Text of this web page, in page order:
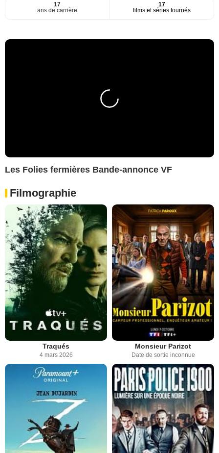
17
ans de carrière
17
films et séries tournés
Les Folies fermières Bande-annonce VF
Filmographie
Traqués
4 mars 2026
Monsieur Parizot
Date de sortie inconnue